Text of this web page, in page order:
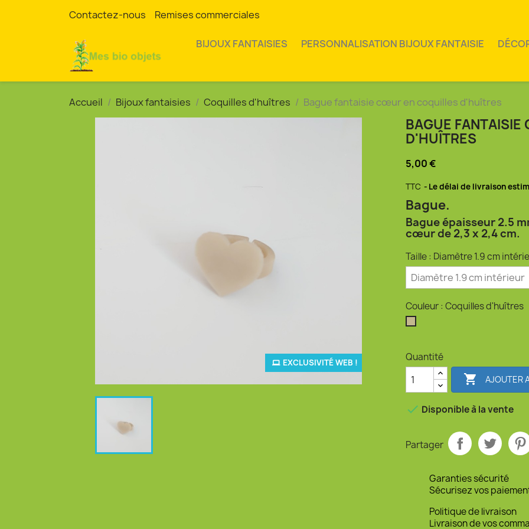
Contactez-nous Remises commerciales
BIJOUX FANTAISIES PERSONNALISATION BIJOUX FANTAISIE
Accueil Bijoux fantaisies Coquilles d'huîtres Bague fantaisie cœur en coquilles d'huîtres
EXCLUSIVITÉ WEB !
BAGUE
D'HUÎTRES
5,00 €
TTC Le délai de livraison
Bague.
Bague épaisseur 2.5
cœur de 2,3 x 2,4 cm.
Taille : Diamètre 1.9 cm
Couleur : Coquilles d'huîtres
Quantité
 AJOUTER
 Disponible à la vente
Partager
Garanties sécurité
Sécurisez vos
Politique de livraison
Livraison de vos